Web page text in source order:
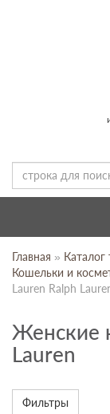
Главная » Каталог
Кошельки и
Lauren Ralph
Женские
Lauren
Фильтры